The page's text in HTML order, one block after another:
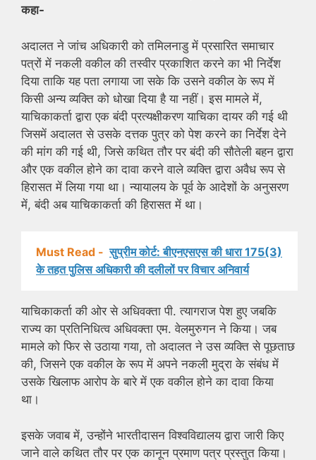
कहा-
अदालत ने जांच अधिकारी को तमिलनाडु में प्रसारित समाचार
पत्रों में नकली वकील की तस्वीर प्रकाशित करने का भी निर्देश
दिया ताकि यह पता लगाया जा सके कि उसने वकील के रूप में
किसी अन्य व्यक्ति को धोखा दिया है या नहीं। इस मामले में,
याचिकाकर्ता द्वारा एक बंदी प्रत्यक्षीकरण याचिका दायर की गई थी
जिसमें अदालत से उसके दत्तक पुत्र को पेश करने का निर्देश देने
की मांग की गई थी, जिसे कथित तौर पर बंदी की सौतेली बहन द्वारा
और एक वकील होने का दावा करने वाले व्यक्ति द्वारा अवैध रूप से
हिरासत में लिया गया था। न्यायालय के पूर्व के आदेशों के अनुसरण
में, बंदी अब याचिकाकर्ता की हिरासत में था।
Must Read - सुप्रीम कोर्ट: बीएनएसएस की धारा 175(3)
के तहत पुलिस अधिकारी की दलीलों पर विचार अनिवार्य
याचिकाकर्ता की ओर से अधिवक्ता पी. त्यागराज पेश हुए जबकि
राज्य का प्रतिनिधित्व अधिवक्ता एम. वेलमुरुगन ने किया। जब
मामले को फिर से उठाया गया, तो अदालत ने उस व्यक्ति से पूछताछ
की, जिसने एक वकील के रूप में अपने नकली मुद्रा के संबंध में
उसके खिलाफ आरोप के बारे में एक वकील होने का दावा किया
था।
इसके जवाब में, उन्होंने भारतीदासन विश्वविद्यालय द्वारा जारी किए
जाने वाले कथित तौर पर एक कानून प्रमाण पत्र प्रस्तुत किया।